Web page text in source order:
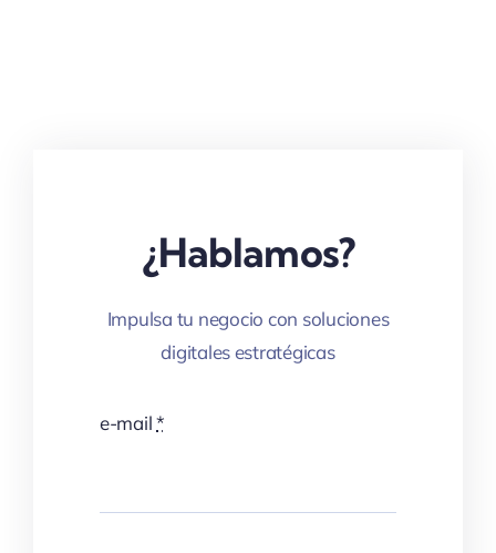
¿Hablamos?
Impulsa tu negocio con soluciones
digitales estratégicas
e-mail*